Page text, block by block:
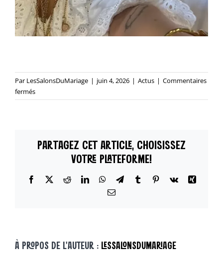
Par LesSalonsDuMariage | juin 4, 2026 | Actus | Commentaires
ferméssur
Dua
Turner
mariage
fête
PARTAGEZ CET ARTICLE, CHOISISSEZ
VOTRE PLATEFORME!
Facebook
X RedditLinkedInWhatsApp
TelegramTumblrPinterest
Vk
Xing
Email
À PROPOS DE L'AUTEUR : LESSALONSDUMARIAGE